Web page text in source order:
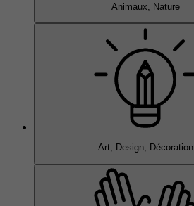
Animaux, Nature
Art, Design, Décoration